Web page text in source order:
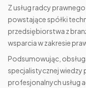
Z usług radcy
powstające spółki
przedsiębiorstwa z
wsparcia w zakresie
Podsumowując,
specjalistycznej wiedzy
profesjonalnych usług